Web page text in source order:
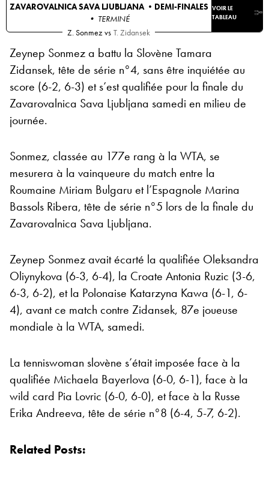
ZAVAROVALNICA SAVA LJUBLJANA • DEMI-FINALES
• TERMINÉ
VOIR LE
TABLEAU
Z. Sonmez vs T. Zidansek
Zeynep Sonmez a battu la Slovène Tamara
Zidansek, tête de série n°4, sans être inquiétée au
score (6-2, 6-3) et s’est qualifiée pour la finale du
Zavarovalnica Sava Ljubljana samedi en milieu de
journée.
Sonmez, classée au 177e rang à la WTA, se
mesurera à la vainqueure du match entre la
Roumaine Miriam Bulgaru et l’Espagnole Marina
Bassols Ribera, tête de série n°5 lors de la finale du
Zavarovalnica Sava Ljubljana.
Zeynep Sonmez avait écarté la qualifiée Oleksandra
Oliynykova (6-3, 6-4), la Croate Antonia Ruzic (3-6,
6-3, 6-2), et la Polonaise Katarzyna Kawa (6-1, 6-
4), avant ce match contre Zidansek, 87e joueuse
mondiale à la WTA, samedi.
La tenniswoman slovène s’était imposée face à la
qualifiée Michaela Bayerlova (6-0, 6-1), face à la
wild card Pia Lovric (6-0, 6-0), et face à la Russe
Erika Andreeva, tête de série n°8 (6-4, 5-7, 6-2).
Related Posts: